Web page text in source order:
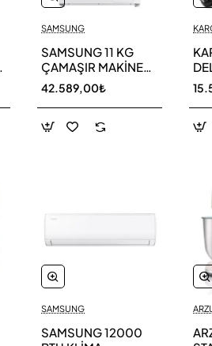
SAMSUNG
SAMSUNG 11 KG
ÇAMAŞIR MAKİNESİ
WW11DG5B25AEAH
42.589,00₺
SAMSUNG
SAMSUNG 12000